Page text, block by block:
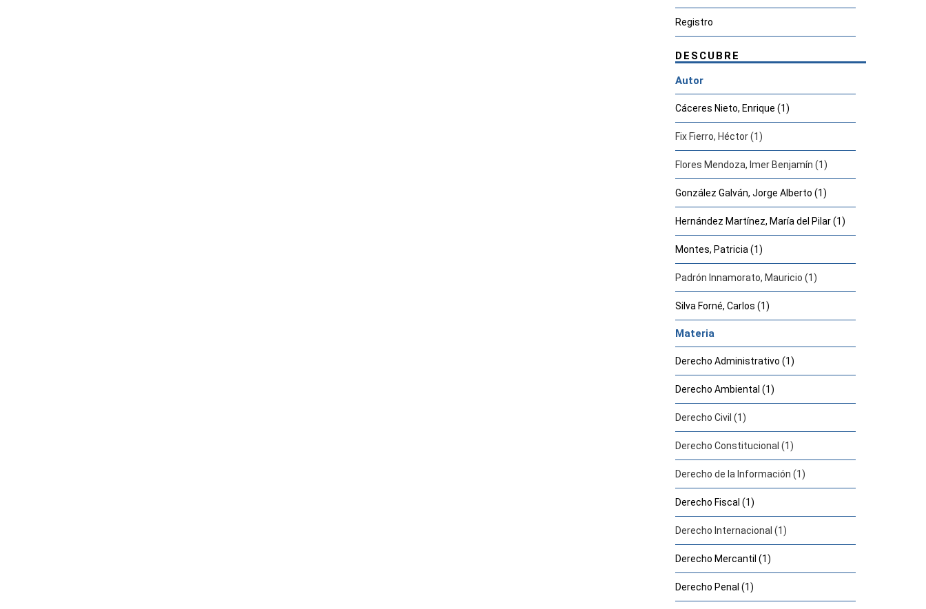
Registro
DESCUBRE
Autor
Cáceres Nieto, Enrique (1)
Fix Fierro, Héctor (1)
Flores Mendoza, Imer Benjamín (1)
González Galván, Jorge Alberto (1)
Hernández Martínez, María del Pilar (1)
Montes, Patricia (1)
Padrón Innamorato, Mauricio (1)
Silva Forné, Carlos (1)
Materia
Derecho Administrativo (1)
Derecho Ambiental (1)
Derecho Civil (1)
Derecho Constitucional (1)
Derecho de la Información (1)
Derecho Fiscal (1)
Derecho Internacional (1)
Derecho Mercantil (1)
Derecho Penal (1)